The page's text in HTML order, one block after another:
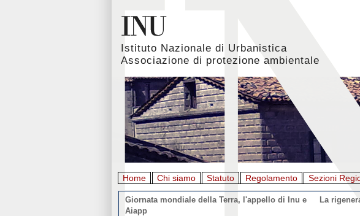
Istituto Nazionale di Urbanistica
Associazione di protezione ambientale
Home Chi siamo Statuto Regolamento Sezioni
Giornata mondiale della Terra, l'appello di Inu e
Aiapp
La